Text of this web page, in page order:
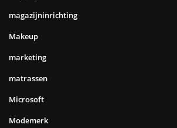
magazijninrichting
Makeup
marketing
matrassen
Microsoft
Modemerk